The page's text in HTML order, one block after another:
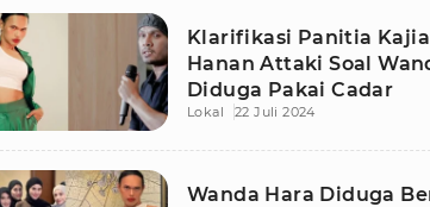
Klarifikasi Panitia
Hanan Attaki Soal
Diduga Pakai Cadar
Lokal 22 Juli 2024
Wanda Hara Diduga